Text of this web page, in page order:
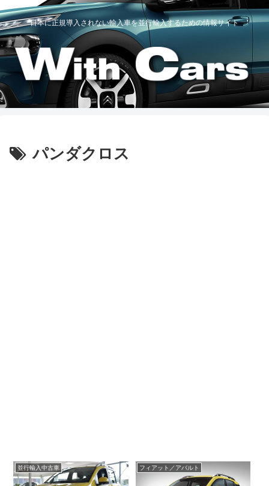
日本に正規導入されない輸入車を並行輸入するための情報サイト
パンダクロス
並行輸入中古車 フィアット／アバルト